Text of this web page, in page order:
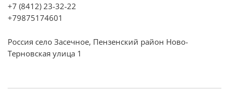
+7 (8412) 23-32-22
+79875174601
Россия село Засечное, Пензенский район Ново-
Терновская улица 1